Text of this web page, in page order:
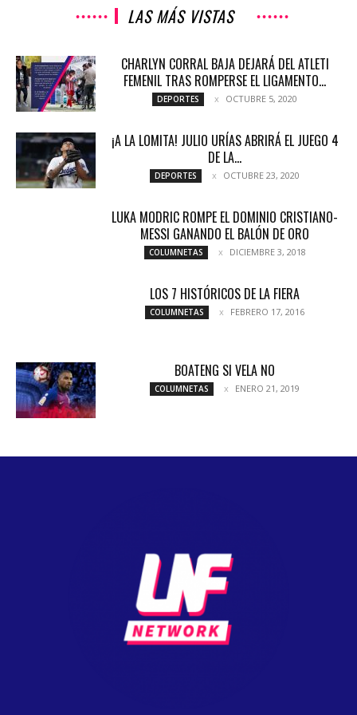
LAS MÁS VISTAS
CHARLYN CORRAL BAJA DEJARÁ DEL ATLETI
FEMENIL TRAS ROMPERSE EL LIGAMENTO...
DEPORTES OCTUBRE 5, 2020
¡A LA LOMITA! JULIO URÍAS ABRIRÁ EL JUEGO 4
DE LA...
DEPORTES OCTUBRE 23, 2020
LUKA MODRIC ROMPE EL DOMINIO CRISTIANO-
MESSI GANANDO EL BALÓN DE ORO
COLUMNETAS DICIEMBRE 3, 2018
LOS 7 HISTÓRICOS DE LA FIERA
COLUMNETAS FEBRERO 17, 2016
BOATENG SI VELA NO
COLUMNETAS ENERO 21, 2019